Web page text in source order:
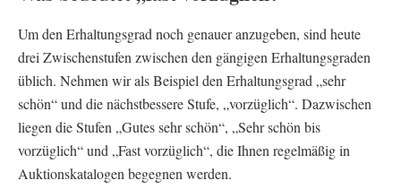
Um den Erhaltungsgrad noch genauer anzugeben, sind heute
drei Zwischenstufen zwischen den gängigen Erhaltungsgraden
üblich. Nehmen wir als Beispiel den Erhaltungsgrad „sehr
schön“ und die nächstbessere Stufe, „vorzüglich“. Dazwischen
liegen die Stufen „Gutes sehr schön“, „Sehr schön bis
vorzüglich“ und „Fast vorzüglich“, die Ihnen regelmäßig in
Auktionskatalogen begegnen werden.